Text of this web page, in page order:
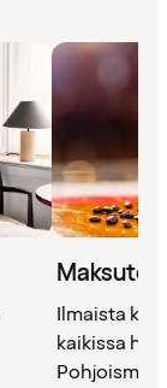
Ilmaista
kaikissa